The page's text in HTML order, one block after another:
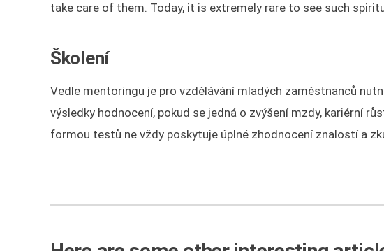
take care of them. Today, it is extremely rare to see such
Školení
Vedle mentoringu je pro vzdělávání mladých zaměstnanců
výsledky hodnocení, pokud se jedná o zvýšení mzdy, kariérní
formou testů ne vždy poskytuje úplné zhodnocení znalostí a